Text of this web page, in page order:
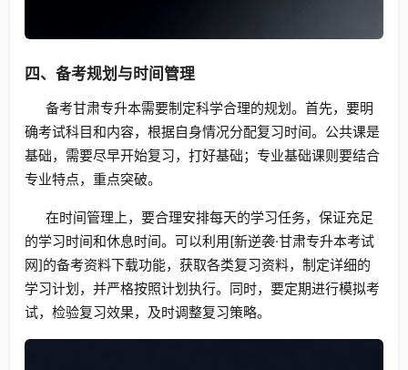
四、备考规划与时间管理
备考甘肃专升本需要制定科学合理的规划。首先，要明
确考试科目和内容，根据自身情况分配复习时间。公共课是
基础，需要尽早开始复习，打好基础；专业基础课则要结合
专业特点，重点突破。
在时间管理上，要合理安排每天的学习任务，保证充足
的学习时间和休息时间。可以利用[新逆袭·甘肃专升本考试
网]的备考资料下载功能，获取各类复习资料，制定详细的
学习计划，并严格按照计划执行。同时，要定期进行模拟考
试，检验复习效果，及时调整复习策略。